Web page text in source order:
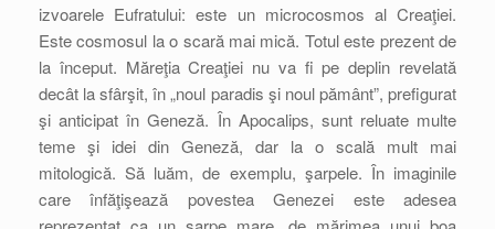
izvoarele Eufratului: este un microcosmos al Creaţiei.
Este cosmosul la o scară mai mică. Totul este prezent de
la început. Măreţia Creaţiei nu va fi pe deplin revelată
decât la sfârşit, în „noul paradis şi noul pământ”, prefigurat
şi anticipat în Geneză. În Apocalips, sunt reluate multe
teme şi idei din Geneză, dar la o scală mult mai
mitologică. Să luăm, de exemplu, şarpele. În imaginile
care înfăţişează povestea Genezei este adesea